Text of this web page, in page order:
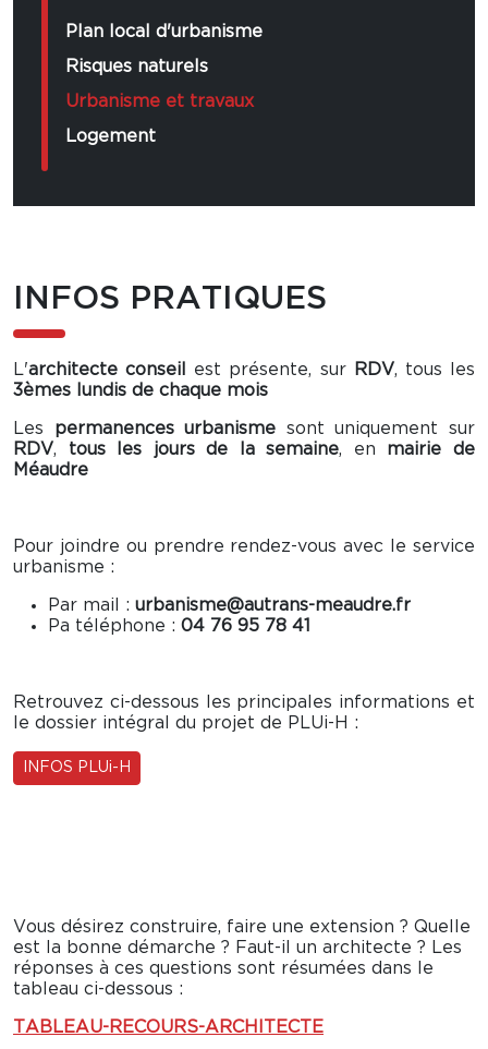
Plan local d'urbanisme
Risques naturels
Urbanisme et travaux
Logement
INFOS PRATIQUES
L'architecte conseil est présente, sur RDV, tous les
3èmes lundis de chaque mois
Les permanences urbanisme sont uniquement sur
RDV, tous les jours de la semaine, en mairie de
Méaudre
Pour joindre ou prendre rendez-vous avec le service
urbanisme :
Par mail : urbanisme@autrans-meaudre.fr
Pa téléphone : 04 76 95 78 41
Retrouvez ci-dessous les principales informations et
le dossier intégral du projet de PLUi-H :
INFOS PLUi-H
Vous désirez construire, faire une extension ? Quelle
est la bonne démarche ? Faut-il un architecte ? Les
réponses à ces questions sont résumées dans le
tableau ci-dessous :
TABLEAU-RECOURS-ARCHITECTE